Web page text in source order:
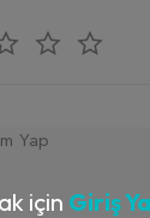
için Giriş